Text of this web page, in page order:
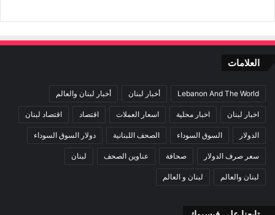
العلامات
Lebanon And The World أخبار لبنان أخبار لبنان والعالم
اخبار لبنان اخبار محلية اسعار العملات اقتصاد اقتصاد لبنان
الدولار السوق السوداء الصحف اللبنانية دولار السوق السوداء
سعر صرف الدولار صحافة عناوين الصحف لبنان
لبنان والعالم لبنان و العالم